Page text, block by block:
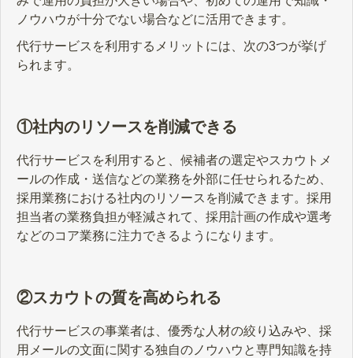
ノウハウが十分でない場合などに活用できます。
代行サービスを利用するメリットには、次の3つが挙げ
られます。
①社内のリソースを削減できる
代行サービスを利用すると、候補者の選定やスカウトメ
ールの作成・送信などの業務を外部に任せられるため、
採用業務における社内のリソースを削減できます。採用
担当者の業務負担が軽減されて、採用計画の作成や選考
などのコア業務に注力できるようになります。
②スカウトの質を高められる
代行サービスの事業者は、優秀な人材の絞り込みや、採
用メールの文面に関する独自のノウハウと専門知識を持